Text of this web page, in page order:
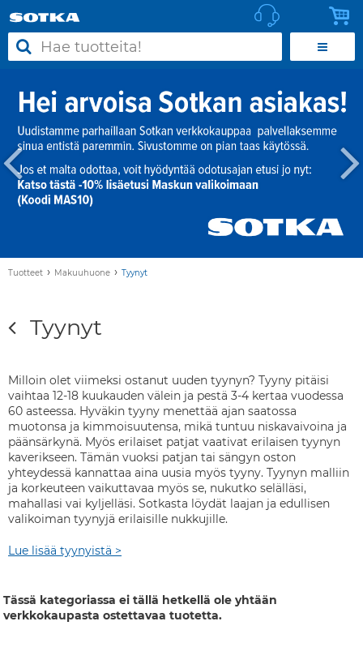
Tuotteet › Makuuhuone › Tyynyt
Tyynyt
Milloin olet viimeksi ostanut uuden tyynyn? Tyyny pitäisi
vaihtaa 12-18 kuukauden välein ja pestä 3-4 kertaa vuodessa
60 asteessa. Hyväkin tyyny menettää ajan saatossa
muotonsa ja kimmoisuutensa, mikä tuntuu niskavaivoina ja
päänsärkynä. Myös erilaiset patjat vaativat erilaisen tyynyn
kaverikseen. Tämän vuoksi patjan tai sängyn oston
yhteydessä kannattaa aina uusia myös tyyny. Tyynyn malliin
ja korkeuteen vaikuttavaa myös se, nukutko selälläsi,
mahallasi vai kyljelläsi. Sotkasta löydät laajan ja edullisen
valikoiman tyynyjä erilaisille nukkujille.
Lue lisää tyynyistä >
Tässä kategoriassa ei tällä hetkellä ole yhtään
verkkokaupasta ostettavaa tuotetta.